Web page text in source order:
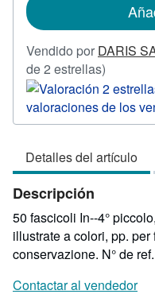
Vendido por DARIS
de 2 estrellas)
del
2
5
estrellas
Detalles del artículo
Descripción
50 fascicoli In--4°
illustrate a colori, pp.
conservazione. N° de
Contactar al vendedor